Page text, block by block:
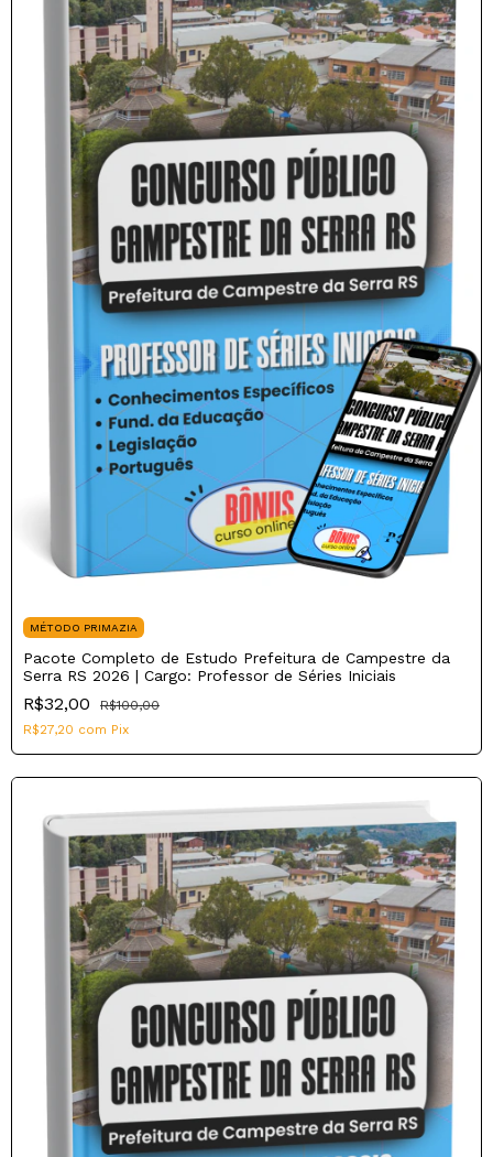
MÉTODO PRIMAZIA
Pacote Completo de Estudo Prefeitura de Campestre da
Serra RS 2026 | Cargo: Professor de Séries Iniciais
R$32,00
R$100,00
R$27,20 com Pix